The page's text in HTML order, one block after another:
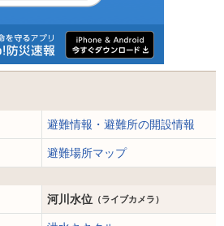
避難情報・避難所の開設情報
避難場所マップ
河川水位 （ライブカメラ）